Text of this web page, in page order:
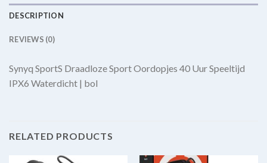
DESCRIPTION
REVIEWS (0)
Synyq SportS Draadloze Sport Oordopjes 40 Uur Speeltijd
IPX6 Waterdicht | bol
RELATED PRODUCTS